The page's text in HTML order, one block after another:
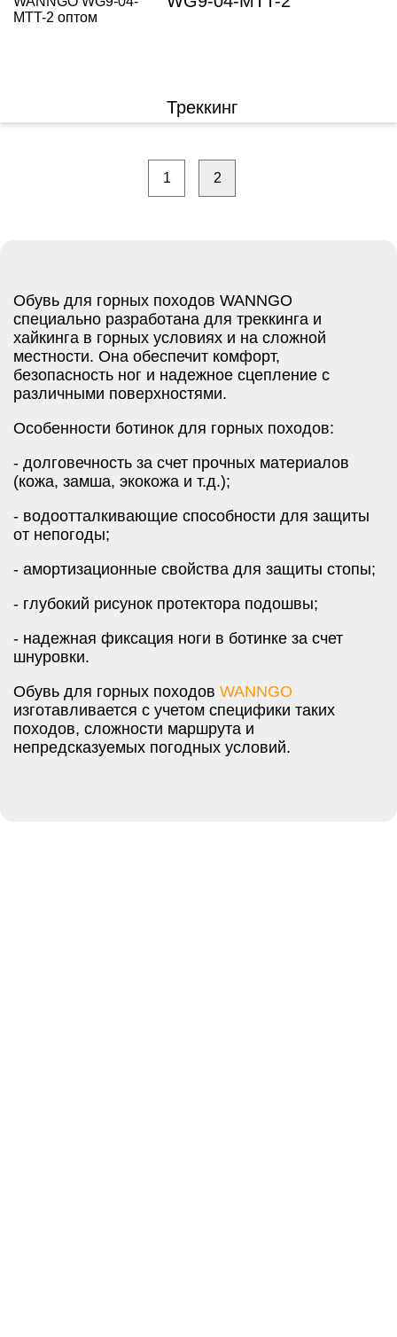
Треккинг
1 2
Обувь для горных походов WANNGO
специально разработана для треккинга и
хайкинга в горных условиях и на сложной
местности. Она обеспечит комфорт,
безопасность ног и надежное сцепление с
различными поверхностями.
Особенности ботинок для горных походов:
- долговечность за счет прочных материалов
(кожа, замша, экокожа и т.д.);
- водоотталкивающие способности для защиты
от непогоды;
- амортизационные свойства для защиты стопы;
- глубокий рисунок протектора подошвы;
- надежная фиксация ноги в ботинке за счет
шнуровки.
Обувь для горных походов WANNGO
изготавливается с учетом специфики таких
походов, сложности маршрута и
непредсказуемых погодных условий.